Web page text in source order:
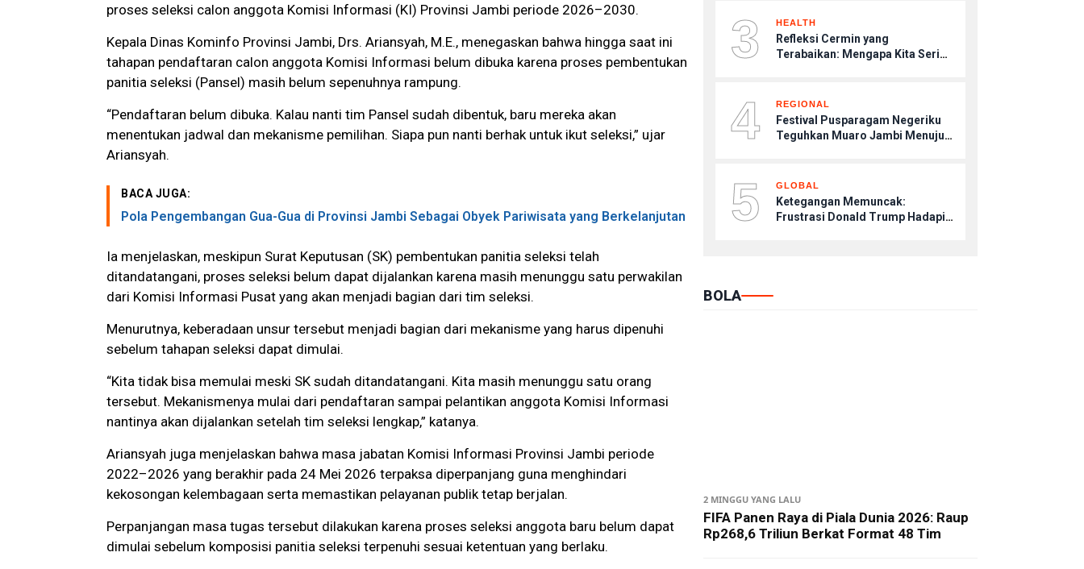
proses seleksi calon anggota Komisi Informasi (KI) Provinsi Jambi periode 2026–2030.
Kepala Dinas Kominfo Provinsi Jambi, Drs. Ariansyah, M.E., menegaskan bahwa hingga saat ini
tahapan pendaftaran calon anggota Komisi Informasi belum dibuka karena proses pembentukan
panitia seleksi (Pansel) masih belum sepenuhnya rampung.
“Pendaftaran belum dibuka. Kalau nanti tim Pansel sudah dibentuk, baru mereka akan
menentukan jadwal dan mekanisme pemilihan. Siapa pun nanti berhak untuk ikut seleksi,” ujar
Ariansyah.
BACA JUGA:
Pola Pengembangan Gua-Gua di Provinsi Jambi Sebagai Obyek Pariwisata yang Berkelanjutan
Ia menjelaskan, meskipun Surat Keputusan (SK) pembentukan panitia seleksi telah
ditandatangani, proses seleksi belum dapat dijalankan karena masih menunggu satu perwakilan
dari Komisi Informasi Pusat yang akan menjadi bagian dari tim seleksi.
Menurutnya, keberadaan unsur tersebut menjadi bagian dari mekanisme yang harus dipenuhi
sebelum tahapan seleksi dapat dimulai.
“Kita tidak bisa memulai meski SK sudah ditandatangani. Kita masih menunggu satu orang
tersebut. Mekanismenya mulai dari pendaftaran sampai pelantikan anggota Komisi Informasi
nantinya akan dijalankan setelah tim seleksi lengkap,” katanya.
Ariansyah juga menjelaskan bahwa masa jabatan Komisi Informasi Provinsi Jambi periode
2022–2026 yang berakhir pada 24 Mei 2026 terpaksa diperpanjang guna menghindari
kekosongan kelembagaan serta memastikan pelayanan publik tetap berjalan.
Perpanjangan masa tugas tersebut dilakukan karena proses seleksi anggota baru belum dapat
dimulai sebelum komposisi panitia seleksi terpenuhi sesuai ketentuan yang berlaku.
Agar Tetap Sehat
3 HEALTH
Refleksi Cermin yang
Terabaikan: Mengapa Kita Sering
4 REGIONAL
Festival Pusparagam Negeriku
Teguhkan Muaro Jambi Menuju
5 GLOBAL
Ketegangan Memuncak:
Frustrasi Donald Trump Hadapi
BOLA
2 MINGGU YANG LALU
FIFA Panen Raya di Piala Dunia 2026: Raup
Rp268,6 Triliun Berkat Format 48 Tim